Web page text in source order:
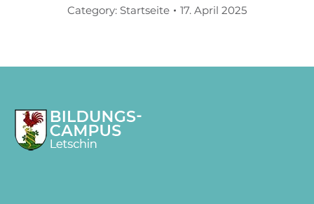
Category: Startseite 17. April 2025